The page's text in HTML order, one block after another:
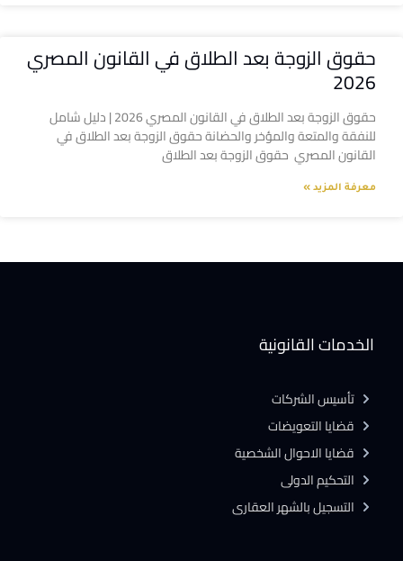
حقوق الزوجة بعد الطلاق في القانون المصري
2026
حقوق الزوجة بعد الطلاق في القانون المصري 2026 | دليل شامل
للنفقة والمتعة والمؤخر والحضانة حقوق الزوجة بعد الطلاق في
القانون المصري حقوق الزوجة بعد الطلاق
معرفة المزيد »
الخدمات القانونية
تأسيس الشركات
قضايا التعويضات
قضايا الاحوال الشخصية
التحكيم الدولى
التسجيل بالشهر العقارى